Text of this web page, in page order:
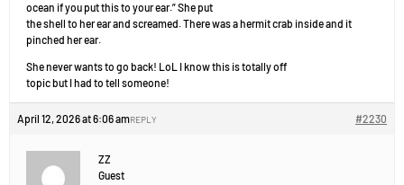
ocean if you put this to your ear.” She put
the shell to her ear and screamed. There was a hermit crab inside and it
pinched her ear.
She never wants to go back! LoL I know this is totally off
topic but I had to tell someone!
April 12, 2026 at 6:06 am #2230
REPLY
ZZ
Guest